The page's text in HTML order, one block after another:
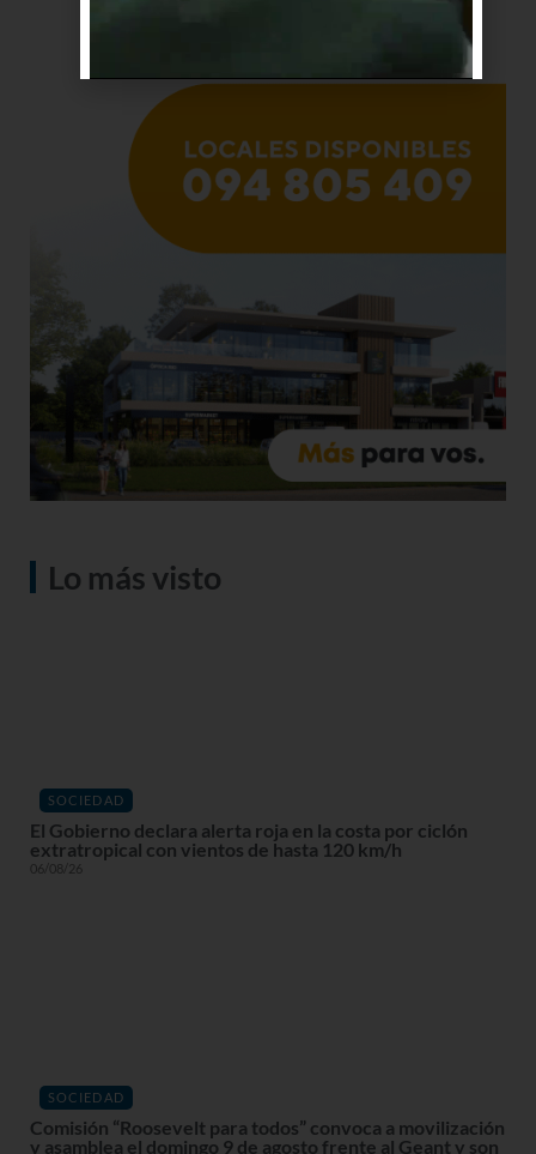
Lo más visto
SOCIEDAD
El Gobierno declara alerta roja en la costa por ciclón
extratropical con vientos de hasta 120 km/h
06/08/26
SOCIEDAD
Comisión “Roosevelt para todos” convoca a movilización
y asamblea el domingo 9 de agosto frente al Geant y son